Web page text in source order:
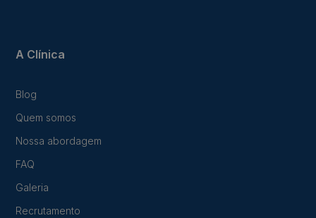
A Clínica
Blog
Quem somos
Nossa abordagem
FAQ
Galeria
Recrutamento